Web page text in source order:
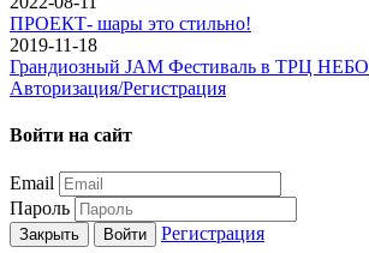
ПРОЕКТ- шары это стильно!
2019-11-18
Грандиозный JAM Фестиваль в ТРЦ НЕБО
Авторизация/Регистрация
Войти на сайт
Email
Пароль
Закрыть Войти Регистрация